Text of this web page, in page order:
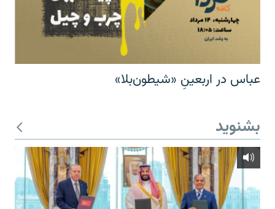
عباس در اربعینِ «شیطون‌بلا»
بشنوید